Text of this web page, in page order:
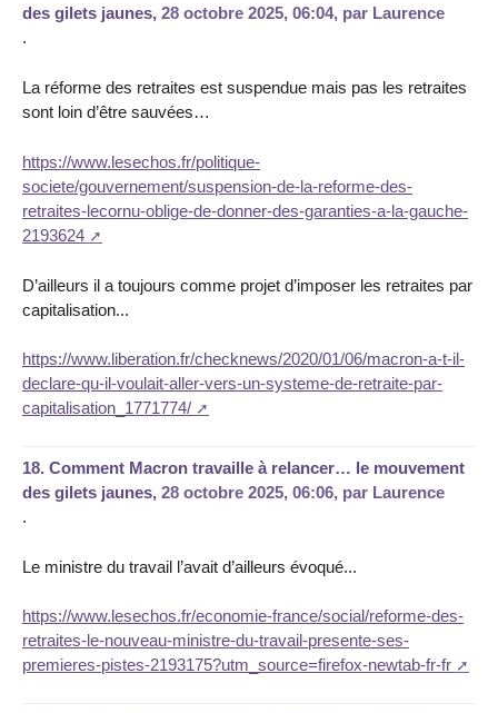
des gilets jaunes, 28 octobre 2025, 06:04, par Laurence
.
La réforme des retraites est suspendue mais pas les retraites
sont loin d’être sauvées…
https://www.lesechos.fr/politique-
societe/gouvernement/suspension-de-la-reforme-des-
retraites-lecornu-oblige-de-donner-des-garanties-a-la-gauche-
2193624
D’ailleurs il a toujours comme projet d’imposer les retraites par
capitalisation...
https://www.liberation.fr/checknews/2020/01/06/macron-a-t-il-
declare-qu-il-voulait-aller-vers-un-systeme-de-retraite-par-
capitalisation_1771774/
18. Comment Macron travaille à relancer… le mouvement
des gilets jaunes, 28 octobre 2025, 06:06, par Laurence
.
Le ministre du travail l’avait d’ailleurs évoqué...
https://www.lesechos.fr/economie-france/social/reforme-des-
retraites-le-nouveau-ministre-du-travail-presente-ses-
premieres-pistes-2193175?utm_source=firefox-newtab-fr-fr